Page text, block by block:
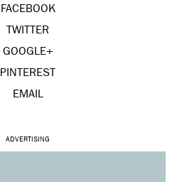
FACEBOOK
TWITTER
GOOGLE+
PINTEREST
EMAIL
ADVERTISING